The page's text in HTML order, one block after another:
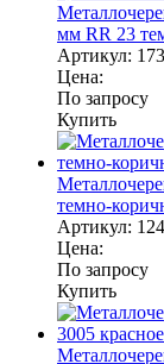
мм RR 23
Артикул:
Цена:
По запросу
Купить
темно-
Артикул:
Цена:
По запросу
Купить